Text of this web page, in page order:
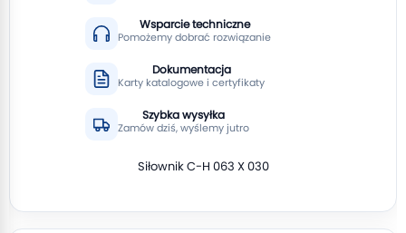
Wsparcie techniczne
Pomożemy dobrać rozwiązanie
Dokumentacja
Karty katalogowe i certyfikaty
Szybka wysyłka
Zamów dziś, wyślemy jutro
Siłownik C-H 063 X 030